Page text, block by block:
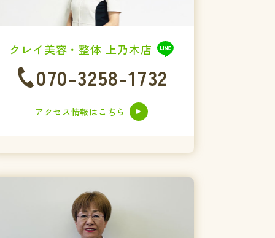
クレイ美容・整体 上乃木店
070-3258-1732
アクセス情報はこちら